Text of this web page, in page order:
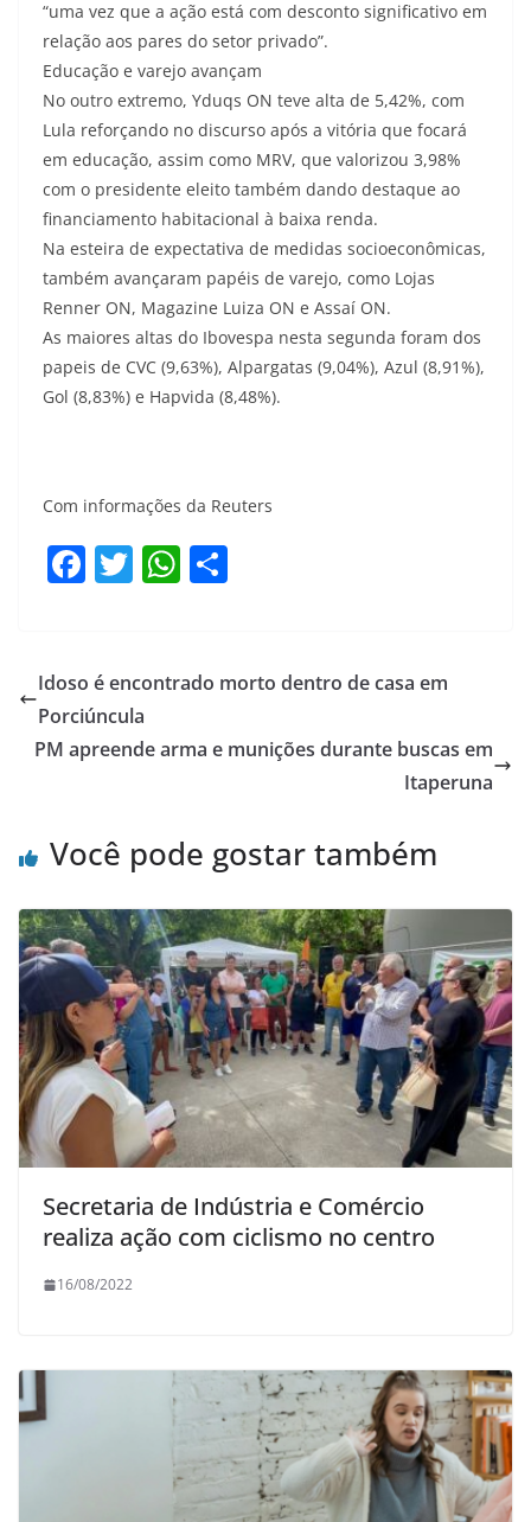
“uma vez que a ação está com desconto significativo em
relação aos pares do setor privado”.
Educação e varejo avançam
No outro extremo, Yduqs ON teve alta de 5,42%, com
Lula reforçando no discurso após a vitória que focará
em educação, assim como MRV, que valorizou 3,98%
com o presidente eleito também dando destaque ao
financiamento habitacional à baixa renda.
Na esteira de expectativa de medidas socioeconômicas,
também avançaram papéis de varejo, como Lojas
Renner ON, Magazine Luiza ON e Assaí ON.
As maiores altas do Ibovespa nesta segunda foram dos
papeis de CVC (9,63%), Alpargatas (9,04%), Azul (8,91%),
Gol (8,83%) e Hapvida (8,48%).
Com informações da Reuters
F
e
b
o
T
er
W
s
p
e
Idoso é encontrado morto dentro de casa em
Porciúncula
PM apreende arma e munições durante buscas em
Itaperuna
Você pode gostar também
Secretaria de Indústria e Comércio
realiza ação com ciclismo no centro
16/08/2022